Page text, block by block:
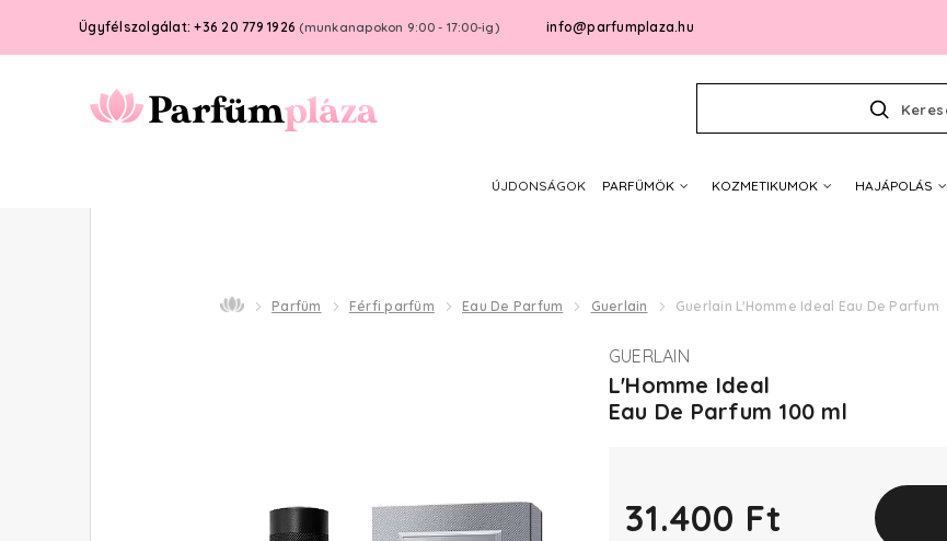
Ügyfélszolgálat: +36 20 779 1926 (munkanapokon 9:00 - 17:00-ig) info@parfumplaza.hu
ÚJDONSÁGOK PARFÜMÖK KOZMETIKUMOK HAJÁPOLÁS
Parfüm Férfi parfüm Eau De Parfum Guerlain Guerlain L'Homme Ideal Eau De Parfum
GUERLAIN
L'Homme Ideal
Eau De Parfum 100 ml
31.400 Ft